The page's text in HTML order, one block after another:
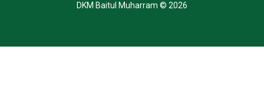
DKM Baitul Muharram © 2026